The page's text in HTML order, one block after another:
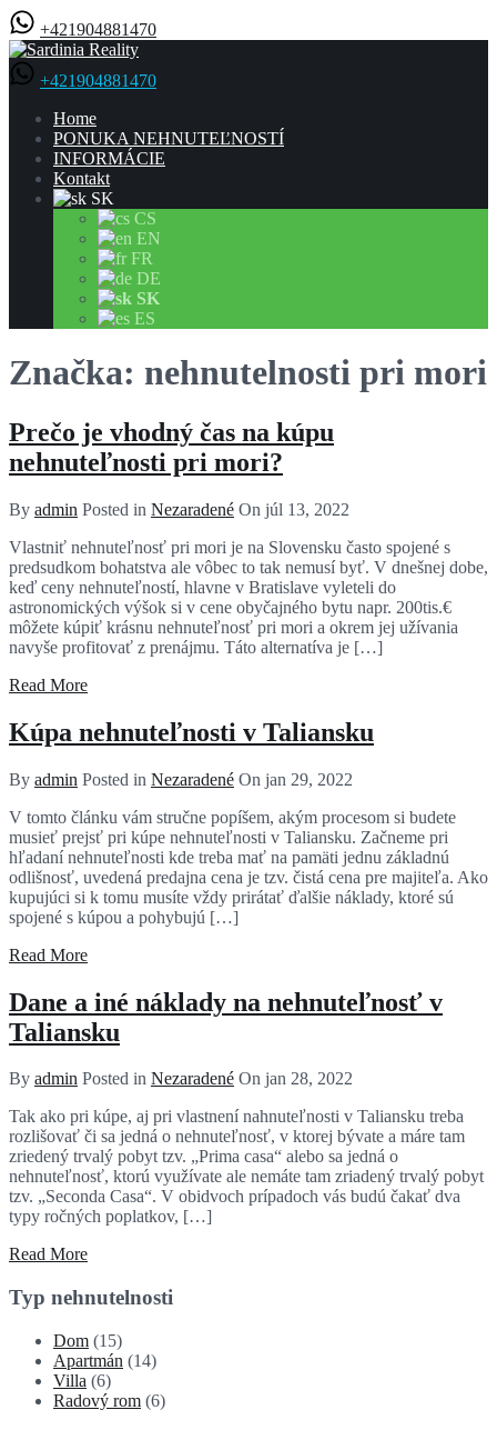
+421904881470
+421904881470
Home
PONUKA NEHNUTEĽNOSTÍ
INFORMÁCIE
Kontakt
SK
CS
EN
FR
DE
SK
ES
Značka: nehnutelnosti pri mori
Prečo je vhodný čas na kúpu
nehnuteľnosti pri mori?
By admin Posted in Nezaradené On júl 13, 2022
Vlastniť nehnuteľnosť pri mori je na Slovensku často spojené s
predsudkom bohatstva ale vôbec to tak nemusí byť. V dnešnej dobe,
keď ceny nehnuteľností, hlavne v Bratislave vyleteli do
astronomických výšok si v cene obyčajného bytu napr. 200tis.€
môžete kúpiť krásnu nehnuteľnosť pri mori a okrem jej užívania
navyše profitovať z prenájmu. Táto alternatíva je […]
Read More
Kúpa nehnuteľnosti v Taliansku
By admin Posted in Nezaradené On jan 29, 2022
V tomto článku vám stručne popíšem, akým procesom si budete
musieť prejsť pri kúpe nehnuteľnosti v Taliansku. Začneme pri
hľadaní nehnuteľnosti kde treba mať na pamäti jednu základnú
odlišnosť, uvedená predajna cena je tzv. čistá cena pre majiteľa. Ako
kupujúci si k tomu musíte vždy prirátať ďalšie náklady, ktoré sú
spojené s kúpou a pohybujú […]
Read More
Dane a iné náklady na nehnuteľnosť v
Taliansku
By admin Posted in Nezaradené On jan 28, 2022
Tak ako pri kúpe, aj pri vlastnení nahnuteľnosti v Taliansku treba
rozlišovať či sa jedná o nehnuteľnosť, v ktorej bývate a máre tam
zriedený trvalý pobyt tzv. „Prima casa“ alebo sa jedná o
nehnuteľnosť, ktorú využívate ale nemáte tam zriadený trvalý pobyt
tzv. „Seconda Casa“. V obidvoch prípadoch vás budú čakať dva
typy ročných poplatkov, […]
Read More
Typ nehnutelnosti
Dom (15)
Apartmán (14)
Villa (6)
Radový rom (6)